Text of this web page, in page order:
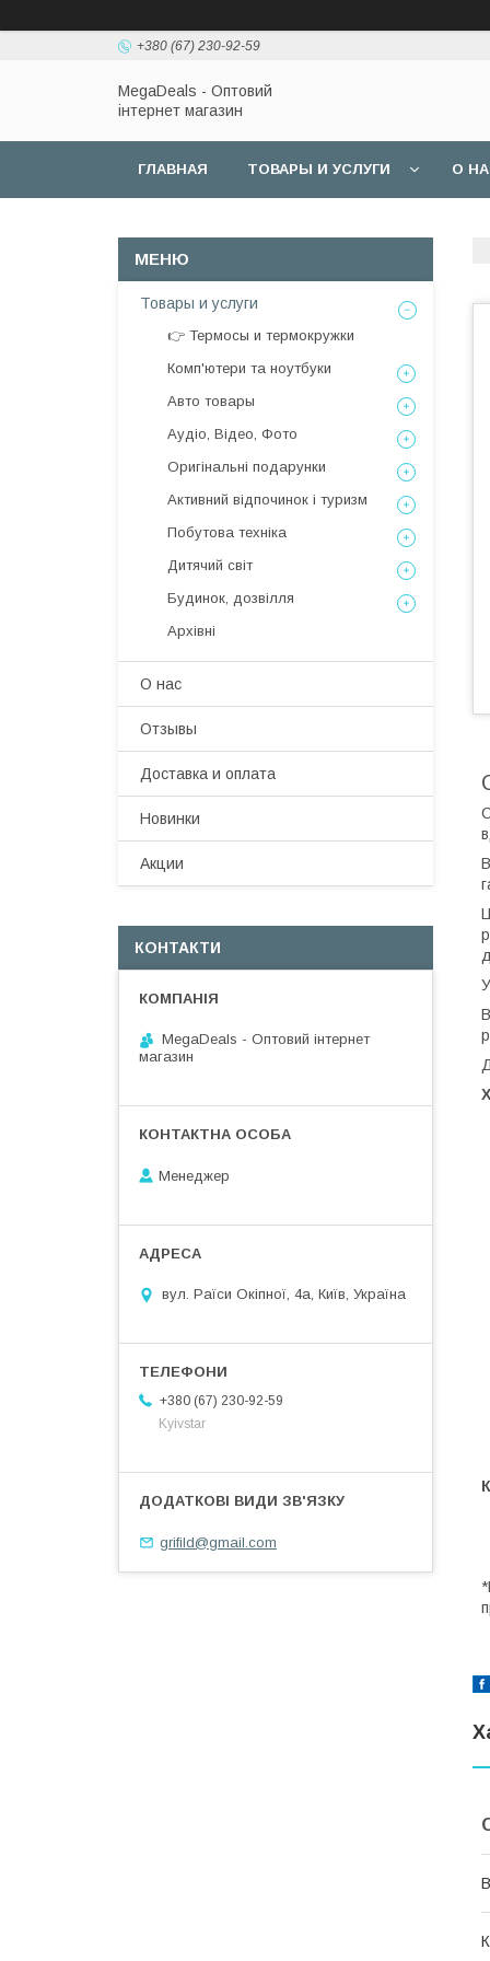
+380 (67) 230-92-59
MegaDeals - Оптовий
інтернет магазин
ГЛАВНАЯ ТОВАРЫ И УСЛУГИ О
Товары и услуги
👉 Термосы и термокружки
Комп'ютери та ноутбуки
Авто товары
Аудіо, Відео, Фото
Оригінальні подарунки
Активний відпочинок і туризм
Побутова техніка
Дитячий світ
Будинок, дозвілля
Архівні
О нас
Отзывы
Доставка и оплата
Новинки
Акции
КОНТАКТИ
MegaDeals - Оптовий інтернет
магазин
Менеджер
вул. Раїси Окіпної, 4а, Київ, Україна
+380 (67) 230-92-59
Kyivstar
grifild@gmail.com